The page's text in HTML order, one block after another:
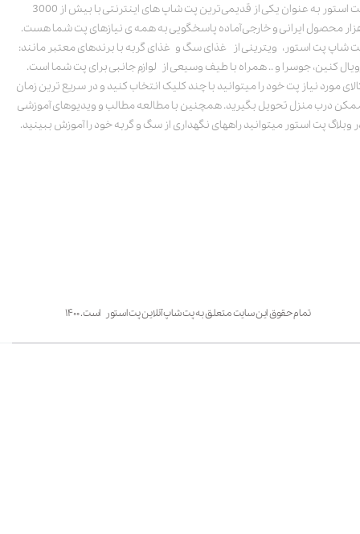
پت استور به عنوان یکی از قدیمی‌ترین پت شاپ های اینترنتی با بیش از 3000
محصول ایرانی و خارجی آماده پاسخگویی به همه ی نیازهای پت شما هست.
شاپ پت استور، ویترینی از غذای سگ و غذای گربه با برندهای معتبر مانند:
کنین، جوسرا و .. همراه با طیف وسیعی از لوازم جانبی برای پت شما است.
مورد نیاز پت خود را میتوانید با چند کلیک انتخاب کنید و در سریع ترین زمان
درب منزل تحویل بگیرید. همچنین با مطالعه مطالب و ویدیوهای آموزشی
وبلاگ پت استور میتوانید راههای نگهداری از سگ و گربه خود را آموزش ببینید.
تمام حقوق این سایت متعلق به پت شاپ آنلاین پت استور است. ۱۴۰۰